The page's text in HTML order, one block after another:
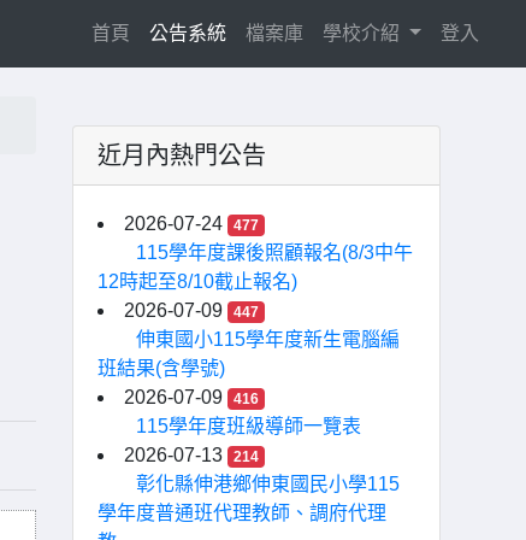
首頁 (current)
公告系統 檔案庫 學校介紹 登入
近月內熱門公告
2026-07-24 477
115學年度課後照顧報名(8/3中午
12時起至8/10截止報名)
2026-07-09
447
伸東國小115學年度新生電腦編
班結果(含學號)
2026-07-09
416
115學年度班級導師一覽表
2026-07-13
214
彰化縣伸港鄉伸東國民小學115
學年度普通班代理教師、調府代理